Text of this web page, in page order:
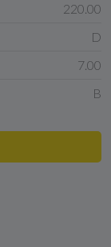
220.00
D
7.00
B